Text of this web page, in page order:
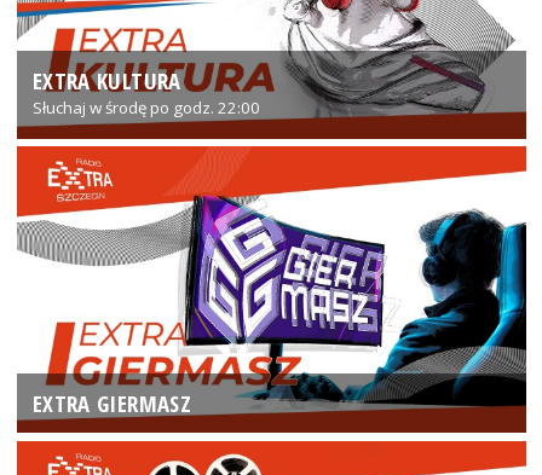
EXTRA KULTURA
Słuchaj w środę po godz. 22:00
EXTRA GIERMASZ